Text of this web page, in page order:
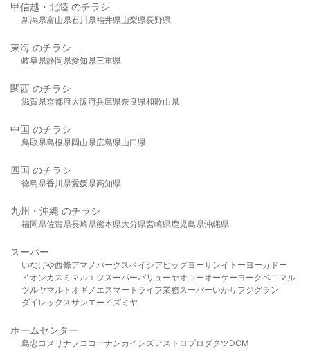
甲信越・北陸 のチラシ
新潟県富山県石川県福井県山梨県長野県
東海 のチラシ
岐阜県静岡県愛知県三重県
関西 のチラシ
滋賀県京都府大阪府兵庫県奈良県和歌山県
中国 のチラシ
鳥取県島根県岡山県広島県山口県
四国 のチラシ
徳島県香川県愛媛県高知県
九州・沖縄 のチラシ
福岡県佐賀県長崎県熊本県大分県宮崎県鹿児島県沖縄県
スーパー
いなげや西條アマノパークスベイシア ビッグヨーサンイトーヨーカドー
イオンカスミ マルエツスーパーバリューヤオコーオーケー ヨークベニマル
ツルヤマルト オギノ エスマート ライフ業務スーパーいかり フジグラン
ダイレックスサンエーイズミヤ
ホームセンター
島忠 コメリ ナフコ コーナンカインズアストロプロダクツDCM